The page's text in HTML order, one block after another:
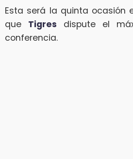
Esta será la quinta ocasión
que Tigres dispute el
conferencia.